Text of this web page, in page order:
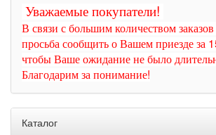
Уважаемые покупатели!
В связи с большим количеством
просьба сообщить о Вашем приезде за
чтобы Ваше ожидание не было
Благодарим за понимание!
Каталог